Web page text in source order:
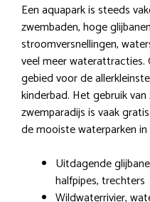
Een aquapark is steeds
zwembaden, hoge
stroomversnellingen,
veel meer waterattracties.
gebied voor de
kinderbad. Het gebruik van
zwemparadijs is vaak
de mooiste waterparken in
Uitdagende
halfpipes, trechters